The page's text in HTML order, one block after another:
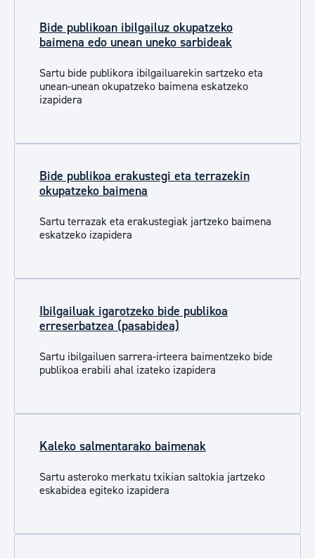
Bide publikoan ibilgailuz okupatzeko
baimena edo unean uneko sarbideak
Sartu bide publikora ibilgailuarekin sartzeko eta
unean-unean okupatzeko baimena eskatzeko
izapidera
Bide publikoa erakustegi eta terrazekin
okupatzeko baimena
Sartu terrazak eta erakustegiak jartzeko baimena
eskatzeko izapidera
Ibilgailuak igarotzeko bide publikoa
erreserbatzea (pasabidea)
Sartu ibilgailuen sarrera-irteera baimentzeko bide
publikoa erabili ahal izateko izapidera
Kaleko salmentarako baimenak
Sartu asteroko merkatu txikian saltokia jartzeko
eskabidea egiteko izapidera